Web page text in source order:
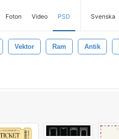
Foton Video PSD Svenska
Vektor Ram Antik